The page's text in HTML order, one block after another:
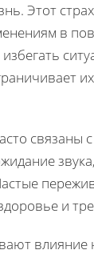
Этот
в
связаны
и
влияние